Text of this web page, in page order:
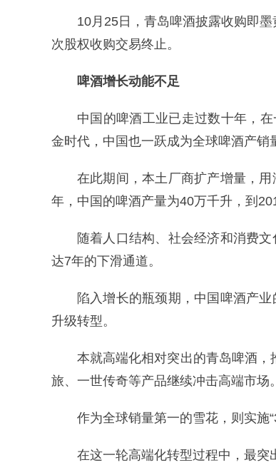
10月25日，青岛啤酒披露收购即
次股权收购交易终止。
啤酒增长动能不足
中国的啤酒工业已走过数十年，
金时代，中国也一跃成为全球啤酒产销
在此期间，本土厂商扩产增量，
年，中国的啤酒产量为40万千升，到
随着人口结构、社会经济和消费
达7年的下滑通道。
陷入增长的瓶颈期，中国啤酒产
升级转型。
本就高端化相对突出的青岛啤酒
旅、一世传奇等产品继续冲击高端市场。
作为全球销量第一的雪花，则实施
在这一轮高端化转型过程中，最